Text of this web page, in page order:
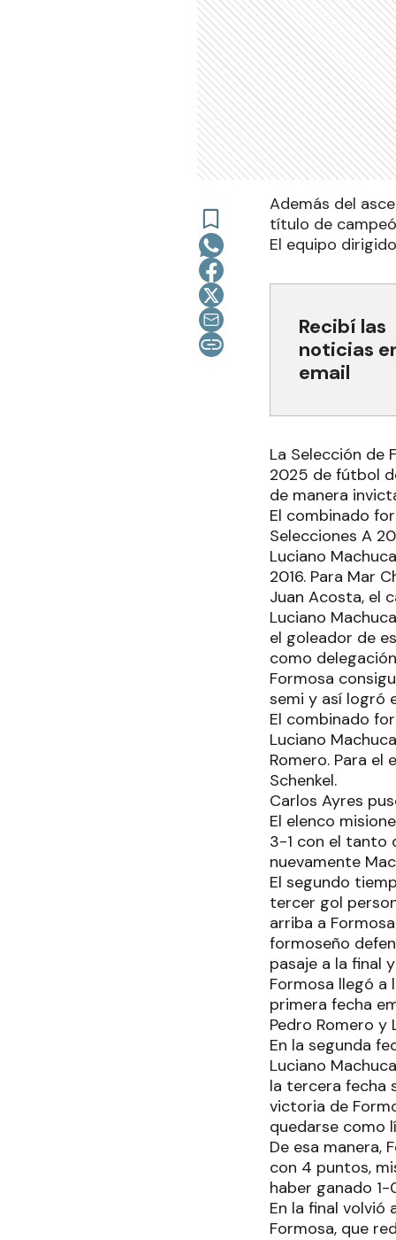
Además del
título de
El equipo
Recibí las
noticias
email
La Selección de
2025 de fútbol
de manera
El combinado
Selecciones A
Luciano
2016. Para Mar
Juan Acosta, el
Luciano
el goleador de
como
Formosa
semi y así logró
El combinado
Luciano
Romero. Para
Schenkel.
Carlos Ayres
El elenco
3-1 con el tanto
nuevamente
El segundo
tercer gol
arriba a
formoseño
pasaje a la final
Formosa llegó a
primera fecha
Pedro Romero y
En la segunda
Luciano
la tercera fecha
victoria de
quedarse como
De esa manera,
con 4 puntos,
haber ganado
En la final
Formosa, que